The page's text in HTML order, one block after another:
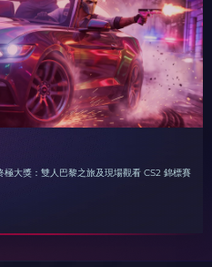
大獎：雙人巴黎之旅及現場觀看 CS2 錦標賽